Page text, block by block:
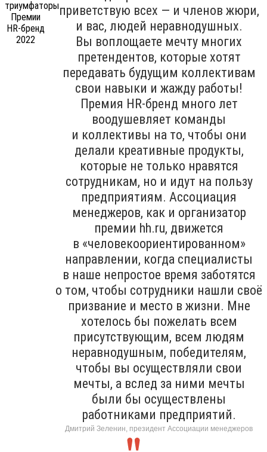
приветствую всех — и членов жюри,
и вас, людей неравнодушных.
Вы воплощаете мечту многих
претендентов, которые хотят
передавать будущим коллективам
свои навыки и жажду работы!
Премия HR-бренд много лет
воодушевляет команды
и коллективы на то, чтобы они
делали креативные продукты,
которые не только нравятся
сотрудникам, но и идут на пользу
предприятиям. Ассоциация
менеджеров, как и организатор
премии hh.ru, движется
в «человекоориентированном»
направлении, когда специалисты
в наше непростое время заботятся
о том, чтобы сотрудники нашли своё
призвание и место в жизни. Мне
хотелось бы пожелать всем
присутствующим, всем людям
неравнодушным, победителям,
чтобы вы осуществляли свои
мечты, а вслед за ними мечты
были бы осуществлены
работниками предприятий.
Дмитрий Зеленин, президент Ассоциации менеджеров